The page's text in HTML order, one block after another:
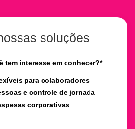
soluções
tem interesse em conhecer?*
para colaboradores
e controle de jornada
corporativas